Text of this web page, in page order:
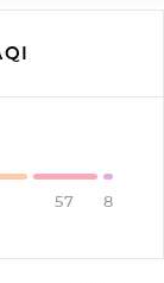
57 8